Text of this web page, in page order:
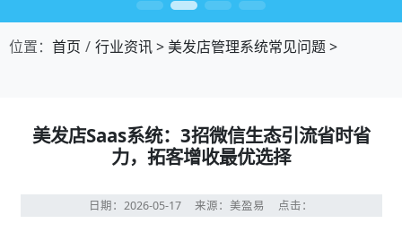
位置： 首页 行业资讯>美发店管理系统常见问题>
美发店Saas系统：3招微信生态引流省时省
力，拓客增收最优选择
日期：2026-05-17 来源：美盈易 点击：